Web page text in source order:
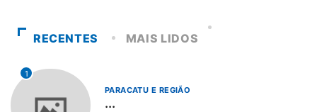
RECENTES MAIS LIDOS
1
PARACATU E REGIÃO
...